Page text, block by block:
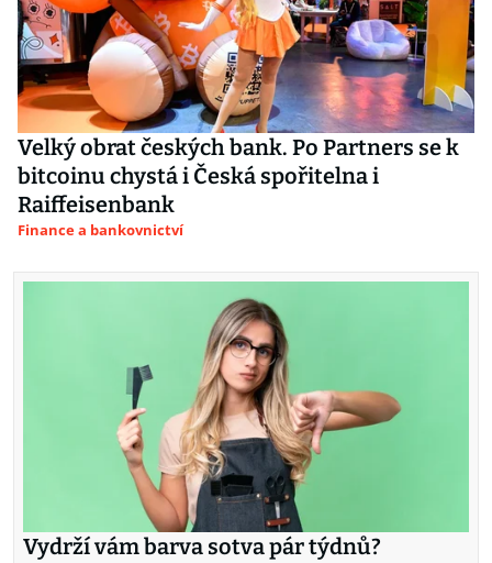
Velký obrat českých bank. Po Partners se k
bitcoinu chystá i Česká spořitelna i
Raiffeisenbank
Finance a bankovnictví
Vydrží vám barva sotva pár týdnů?